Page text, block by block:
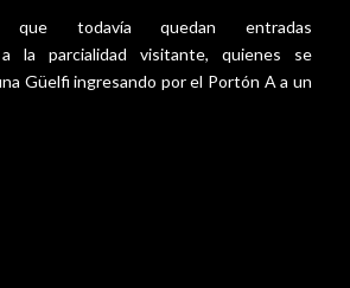
que todavía quedan entradas
a la parcialidad visitante, quienes se
Güelfi ingresando por el Portón A a un